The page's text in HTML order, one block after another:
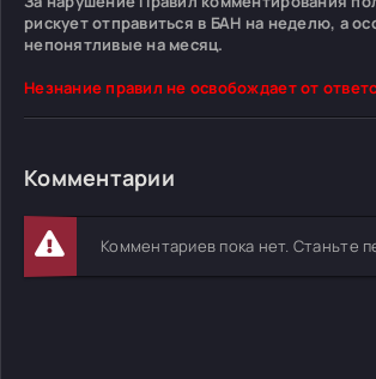
рискует отправиться в БАН на неделю, а
непонятливые на месяц.
Незнание правил не освобождает от
Комментарии
Комментариев пока нет. Станьте